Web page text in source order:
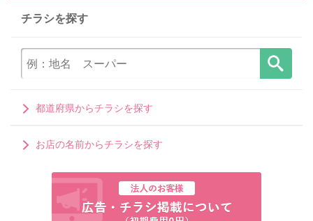
チラシを探す
都道府県からチラシを探す
お店の名前からチラシを探す